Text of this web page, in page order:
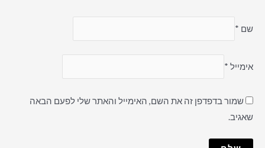
שם *
אימייל *
שמור בדפדפן זה את השם, האימייל והאתר שלי לפעם הבאה
שאגיב.